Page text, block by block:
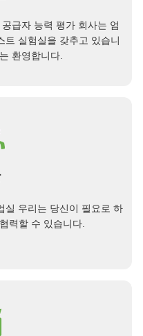
급자 능력 평가 회사는 엄
트 실험실을 갖추고 있습니
환영합니다.
실 우리는 당신이 필요로 하
력할 수 있습니다.